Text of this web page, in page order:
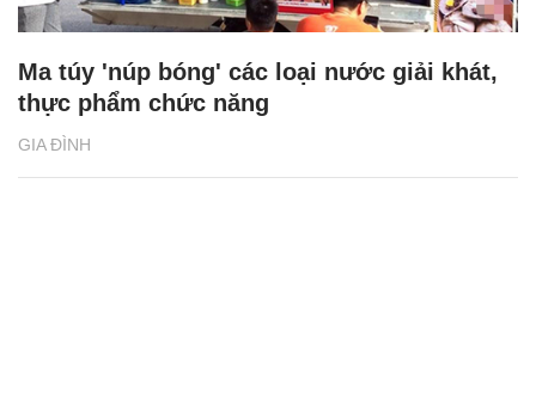
GIA ĐÌNH
Ma túy 'núp bóng' các loại nước giải khát,
thực phẩm chức năng